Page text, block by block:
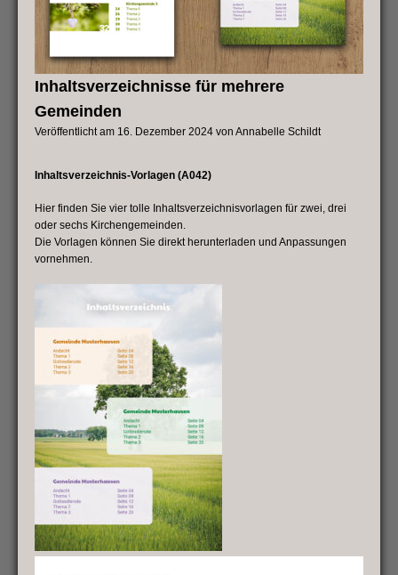
Inhaltsverzeichnisse für mehrere
Gemeinden
Veröffentlicht am 16. Dezember 2024von Annabelle Schildt
Inhaltsverzeichnis-Vorlagen (A042)
Hier finden Sie vier tolle Inhaltsverzeichnisvorlagen für zwei, drei
oder sechs Kirchengemeinden.
Die Vorlagen können Sie direkt herunterladen und Anpassungen
vornehmen.